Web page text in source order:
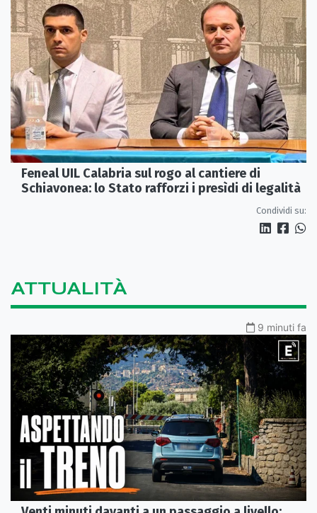
Feneal UIL Calabria sul rogo al cantiere di
Schiavonea: lo Stato rafforzi i presìdi di legalità
Condividi su:
ATTUALITÀ
9 minuti fa